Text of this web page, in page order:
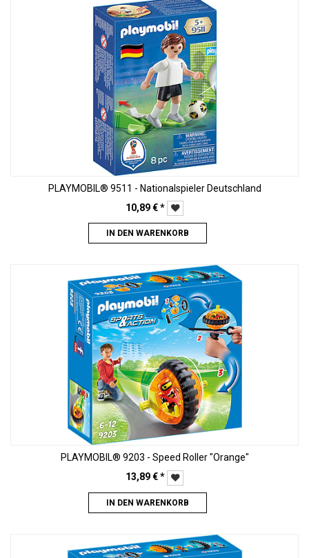
PLAYMOBIL® 9511 - Nationalspieler Deutschland
10,89€*
IN DEN WARENKORB
PLAYMOBIL® 9203 - Speed Roller "Orange"
13,89€*
IN DEN WARENKORB